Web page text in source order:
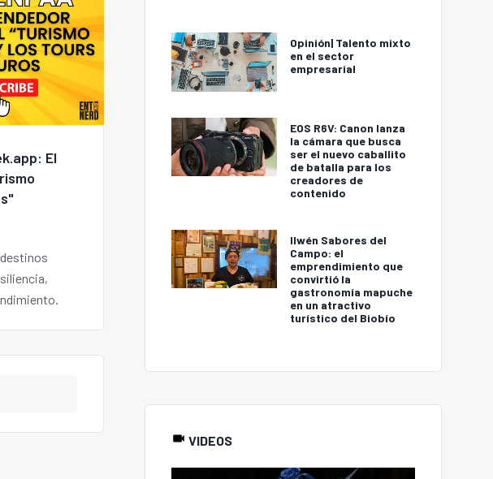
El
Opinión| Talento mixto
en el sector
empresarial
EOS R6V: Canon lanza
la cámara que busca
ser el nuevo caballito
de batalla para los
creadores de
contenido
Ilwén Sabores del
Campo: el
emprendimiento que
convirtió la
gastronomía mapuche
en un atractivo
turístico del Biobío
VIDEOS